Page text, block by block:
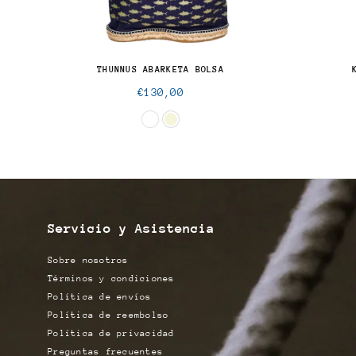
THUNNUS ABARKETA BOLSA
Precio
€130,00
Servicio y Asistencia
Sobre nosotros
Términos y condiciones
Política de envíos
Política de reembolso
Política de privacidad
Preguntas frecuentes